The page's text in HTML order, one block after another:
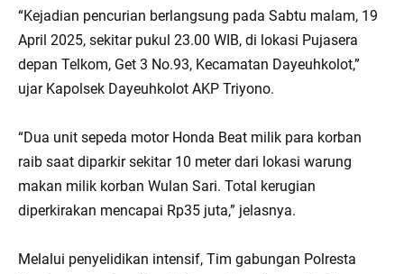
“Kejadian pencurian berlangsung pada Sabtu malam, 19
April 2025, sekitar pukul 23.00 WIB, di lokasi Pujasera
depan Telkom, Get 3 No.93, Kecamatan Dayeuhkolot,”
ujar Kapolsek Dayeuhkolot AKP Triyono.
“Dua unit sepeda motor Honda Beat milik para korban
raib saat diparkir sekitar 10 meter dari lokasi warung
makan milik korban Wulan Sari. Total kerugian
diperkirakan mencapai Rp35 juta,” jelasnya.
Melalui penyelidikan intensif, Tim gabungan Polresta